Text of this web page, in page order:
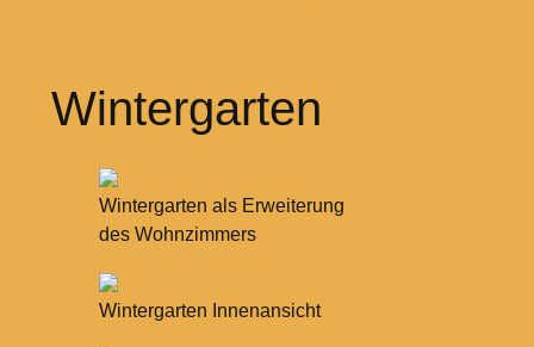
Wintergarten
Wintergarten als Erweiterung
des Wohnzimmers
Wintergarten Innenansicht